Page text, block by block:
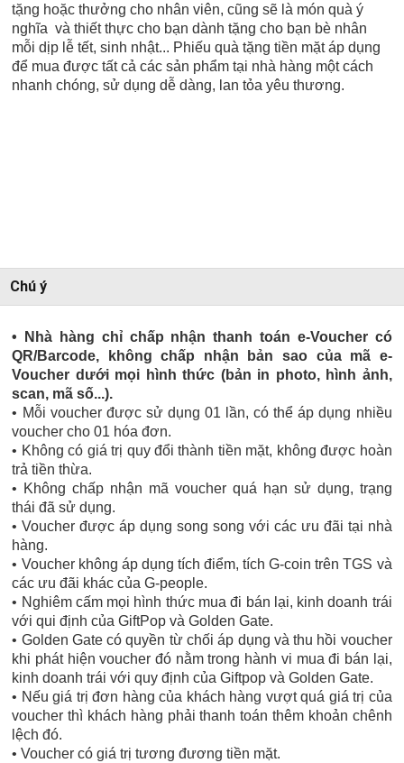
tặng hoặc thưởng cho nhân viên, cũng sẽ là món quà ý
nghĩa và thiết thực cho bạn dành tặng cho bạn bè nhân
mỗi dịp lễ tết, sinh nhật... Phiếu quà tặng tiền mặt áp dụng
để mua được tất cả các sản phẩm tại nhà hàng một cách
nhanh chóng, sử dụng dễ dàng, lan tỏa yêu thương.
Chú ý
• Nhà hàng chỉ chấp nhận thanh toán e-Voucher có
QR/Barcode, không chấp nhận bản sao của mã e-
Voucher dưới mọi hình thức (bản in photo, hình ảnh,
scan, mã số...).
• Mỗi voucher được sử dụng 01 lần, có thể áp dụng nhiều
voucher cho 01 hóa đơn.
• Không có giá trị quy đổi thành tiền mặt, không được hoàn
trả tiền thừa.
• Không chấp nhận mã voucher quá hạn sử dụng, trạng
thái đã sử dụng.
• Voucher được áp dụng song song với các ưu đãi tại nhà
hàng.
• Voucher không áp dụng tích điểm, tích G-coin trên TGS và
các ưu đãi khác của G-people.
• Nghiêm cấm mọi hình thức mua đi bán lại, kinh doanh trái
với qui định của GiftPop và Golden Gate.
• Golden Gate có quyền từ chối áp dụng và thu hồi voucher
khi phát hiện voucher đó nằm trong hành vi mua đi bán lại,
kinh doanh trái với quy định của Giftpop và Golden Gate.
• Nếu giá trị đơn hàng của khách hàng vượt quá giá trị của
voucher thì khách hàng phải thanh toán thêm khoản chênh
lệch đó.
• Voucher có giá trị tương đương tiền mặt.